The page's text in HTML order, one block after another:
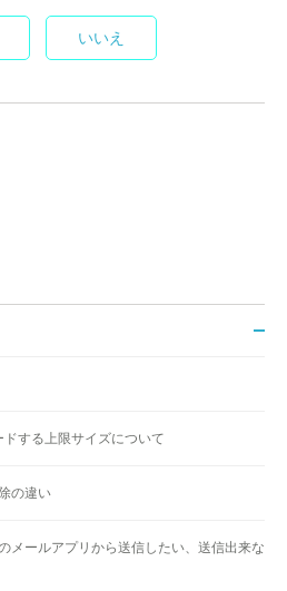
いいえ
する上限サイズについて
の違い
メールアプリから送信したい、送信出来な